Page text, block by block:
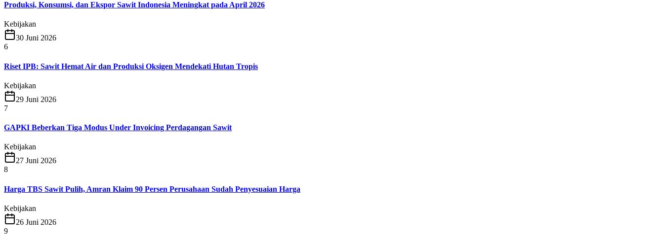
Produksi, Konsumsi, dan Ekspor Sawit Indonesia Meningkat pada April 2026
Kebijakan
30 Juni 2026
6
Riset IPB: Sawit Hemat Air dan Produksi Oksigen Mendekati Hutan Tropis
Kebijakan
29 Juni 2026
7
GAPKI Beberkan Tiga Modus Under Invoicing Perdagangan Sawit
Kebijakan
27 Juni 2026
8
Harga TBS Sawit Pulih, Amran Klaim 90 Persen Perusahaan Sudah Penyesuaian Harga
Kebijakan
26 Juni 2026
9